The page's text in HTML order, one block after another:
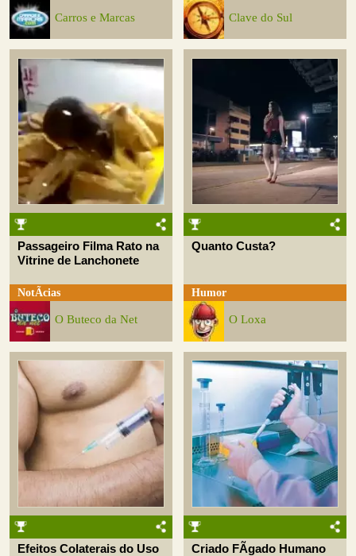
Carros e Marcas Clave do Sul
Passageiro Filma Rato na
Vitrine de Lanchonete
NotÃ­cias
O Buteco da Net
Quanto Custa?
Humor
O Loxa
Efeitos Colaterais do Uso
Criado FÃ­gado Humano